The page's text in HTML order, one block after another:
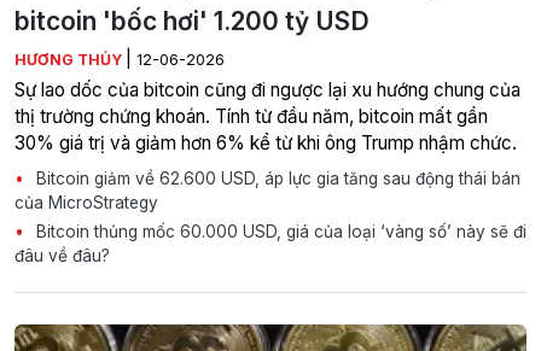
bitcoin 'bốc hơi' 1.200 tỷ USD
HƯƠNG THỦY 12-06-2026
Sự lao dốc của bitcoin cũng đi ngược lại xu hướng chung của
thị trường chứng khoán. Tính từ đầu năm, bitcoin mất gần
30% giá trị và giảm hơn 6% kể từ khi ông Trump nhậm chức.
Bitcoin giảm về 62.600 USD, áp lực gia tăng sau động thái bán
của MicroStrategy
Bitcoin thủng mốc 60.000 USD, giá của loại ‘vàng số’ này sẽ đi
đâu về đâu?